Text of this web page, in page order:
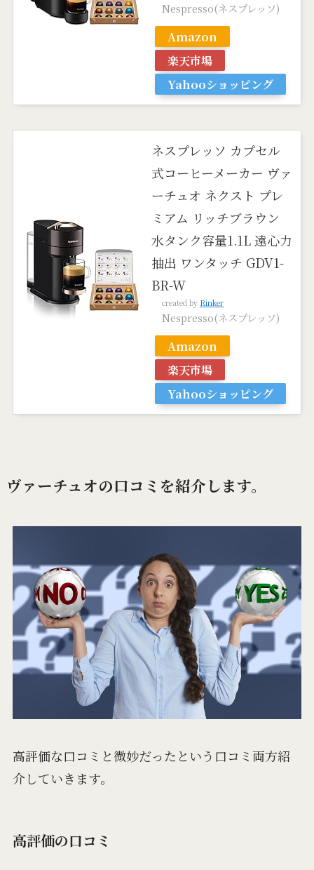
Nespresso(ネスプレッソ)
Amazon
楽天市場
Yahooショッピング
ネスプレッソ カプセル
式コーヒーメーカー ヴァ
ーチュオ ネクスト プレ
ミアム リッチブラウン
水タンク容量1.1L 遠心力
抽出 ワンタッチ GDV1-
BR-W
created by Rinker
Nespresso(ネスプレッソ)
Amazon
楽天市場
Yahooショッピング
ヴァーチュオの口コミを紹介します。
高評価な口コミと微妙だったという口コミ両方紹
介していきます。
高評価の口コミ